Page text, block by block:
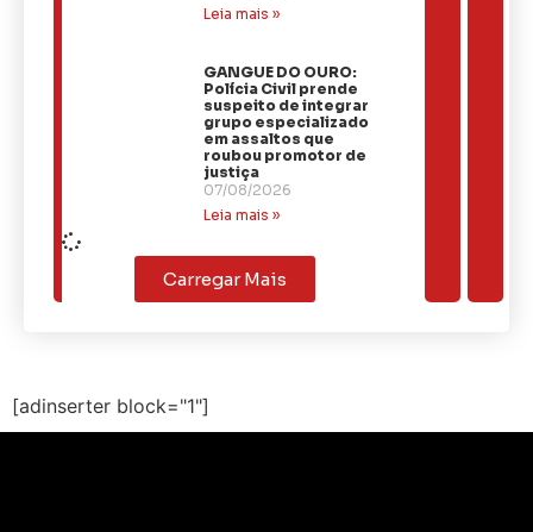
Leia mais »
GANGUE DO OURO:
Polícia Civil prende
suspeito de integrar
grupo especializado
em assaltos que
roubou promotor de
justiça
07/08/2026
Leia mais »
Carregar Mais
[adinserter block="1"]